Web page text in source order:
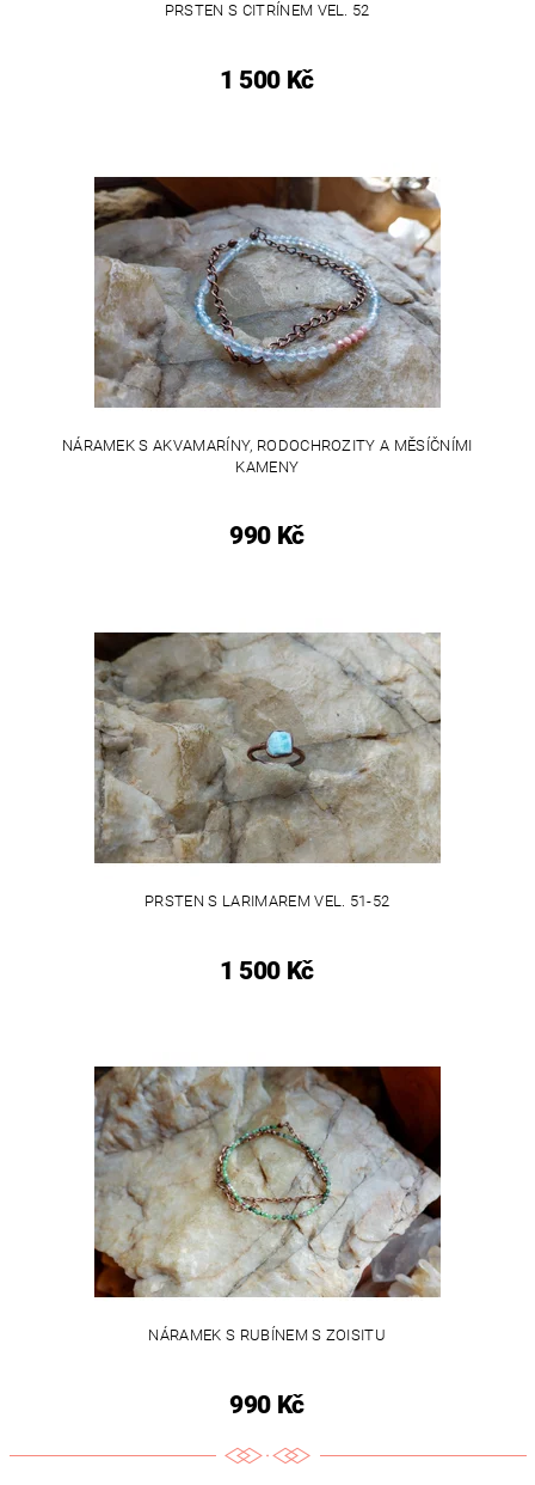
PRSTEN S CITRÍNEM VEL. 52
1 500 Kč
NÁRAMEK S AKVAMARÍNY, RODOCHROZITY A MĚSÍČNÍMI
KAMENY
990 Kč
PRSTEN S LARIMAREM VEL. 51-52
1 500 Kč
NÁRAMEK S RUBÍNEM S ZOISITU
990 Kč